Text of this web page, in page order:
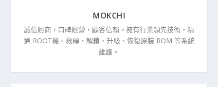
MOKCHI
誠信經商，口碑經營，顧客信賴。擁有行業領先技術，精
通 ROOT機、救磚、解鎖、升級、恢復原裝 ROM 等系統
維護。